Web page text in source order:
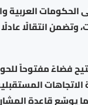
العربية
وتضمن انتقالًا
فضاءً مفتوحاً
يوسّع قاعدة